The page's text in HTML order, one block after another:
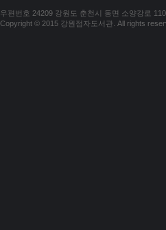
우편번호 24209 강원도 춘천시 동면 소양강로
Copyright © 2015 강원점자도서관. All rights